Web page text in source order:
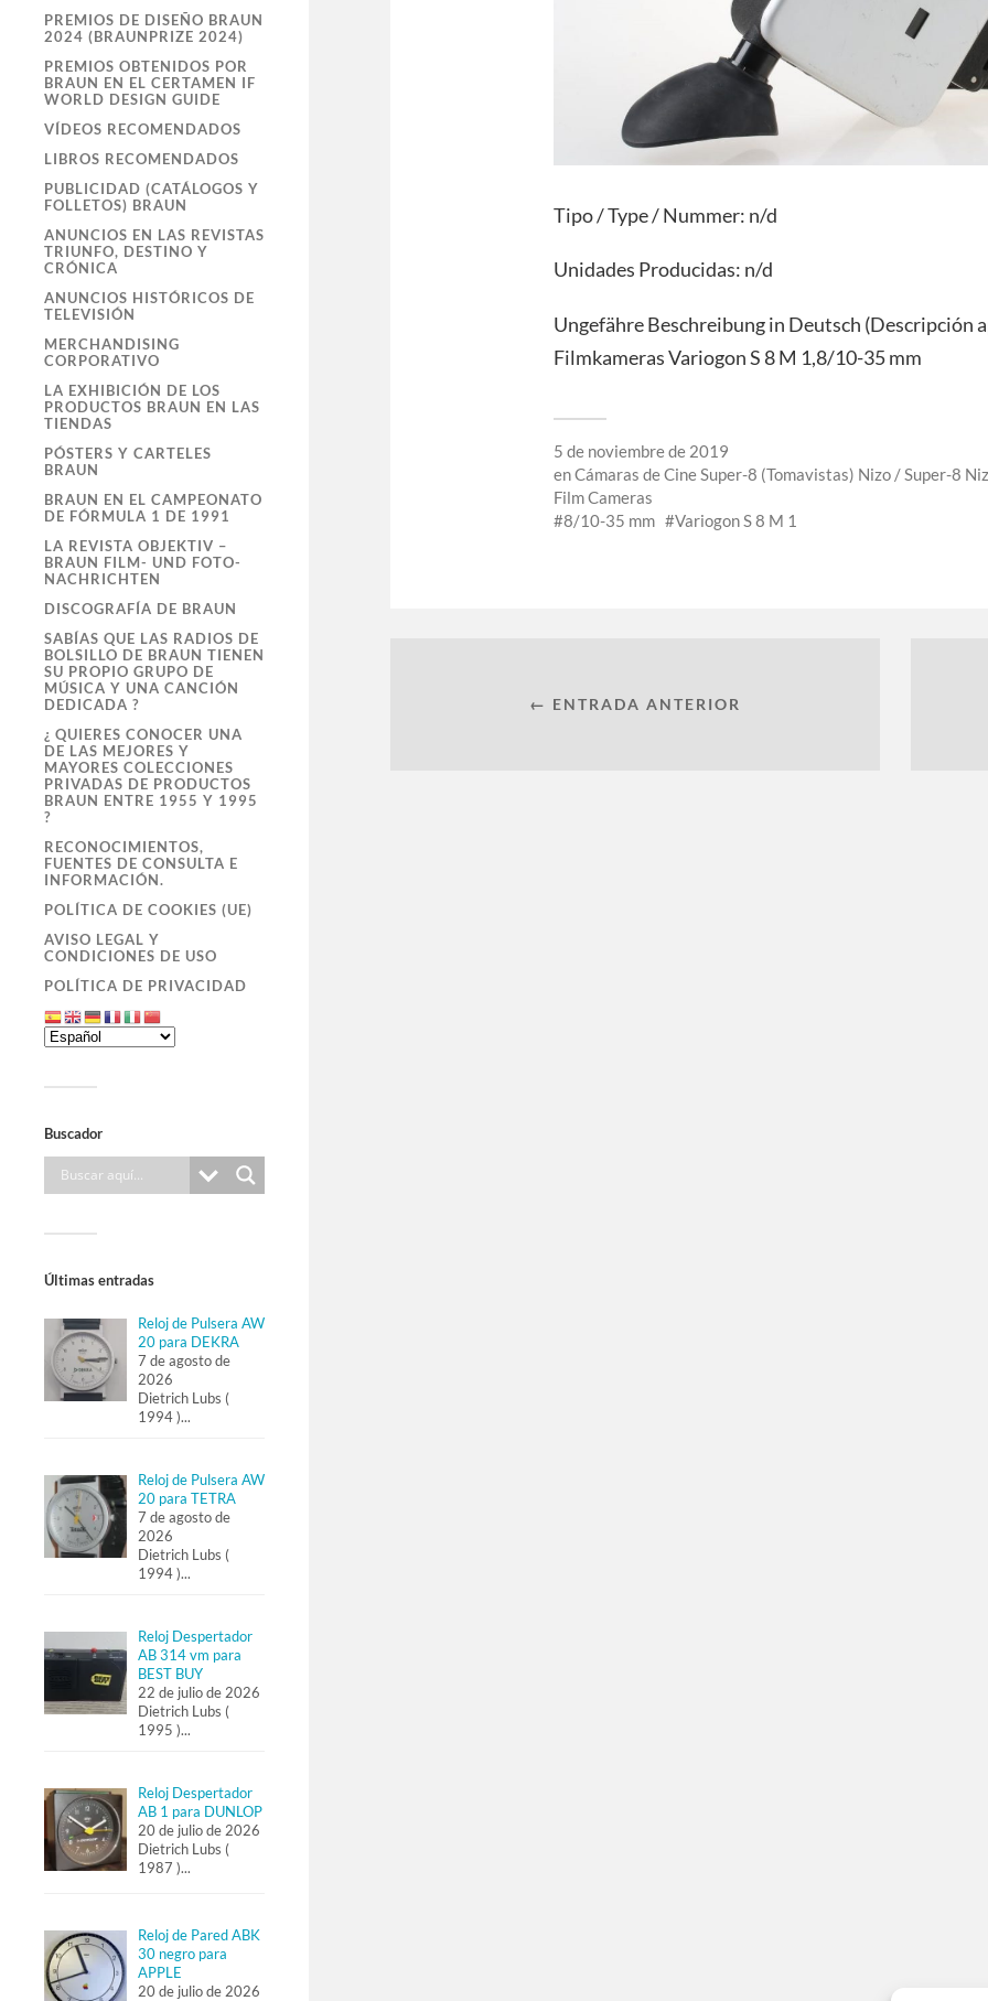
PREMIOS DE DISEÑO BRAUN
2024 (BRAUNPRIZE 2024)
PREMIOS OBTENIDOS POR
BRAUN EN EL CERTAMEN IF
WORLD DESIGN GUIDE
VÍDEOS RECOMENDADOS
LIBROS RECOMENDADOS
PUBLICIDAD (CATÁLOGOS Y
FOLLETOS) BRAUN
ANUNCIOS EN LAS REVISTAS
TRIUNFO, DESTINO Y
CRÓNICA
ANUNCIOS HISTÓRICOS DE
TELEVISIÓN
MERCHANDISING
CORPORATIVO
LA EXHIBICIÓN DE LOS
PRODUCTOS BRAUN EN LAS
TIENDAS
PÓSTERS Y CARTELES
BRAUN
BRAUN EN EL CAMPEONATO
DE FÓRMULA 1 DE 1991
LA REVISTA OBJEKTIV –
BRAUN FILM- UND FOTO-
NACHRICHTEN
DISCOGRAFÍA DE BRAUN
SABÍAS QUE LAS RADIOS DE
BOLSILLO DE BRAUN TIENEN
SU PROPIO GRUPO DE
MÚSICA Y UNA CANCIÓN
DEDICADA ?
¿ QUIERES CONOCER UNA
DE LAS MEJORES Y
MAYORES COLECCIONES
PRIVADAS DE PRODUCTOS
BRAUN ENTRE 1955 Y 1995
?
RECONOCIMIENTOS,
FUENTES DE CONSULTA E
INFORMACIÓN.
POLÍTICA DE COOKIES (UE)
AVISO LEGAL Y
CONDICIONES DE USO
POLÍTICA DE PRIVACIDAD
Buscador
Últimas entradas
Reloj de Pulsera AW
20 para DEKRA
7 de agosto de
2026
Dietrich Lubs (
1994 )...
Reloj de Pulsera AW
20 para TETRA
7 de agosto de
2026
Dietrich Lubs (
1994 )...
Reloj Despertador
AB 314 vm para
BEST BUY
22 de julio de 2026
Dietrich Lubs (
1995 )...
Reloj Despertador
AB 1 para DUNLOP
20 de julio de 2026
Dietrich Lubs (
1987 )...
Reloj de Pared ABK
30 negro para
APPLE
20 de julio de 2026
Tipo / Type / Nummer: n/d
Unidades Producidas: n/d
Ungefähre Beschreibung in Deutsch (Descripción
Filmkameras Variogon S 8 M 1,8/10-35 mm
5 de noviembre de 2019
enCámaras de Cine Super-8 (Tomavistas) Nizo / Super-8
Film Cameras
8/10-35 mm
Variogon S 8 M 1
← ENTRADA ANTERIOR